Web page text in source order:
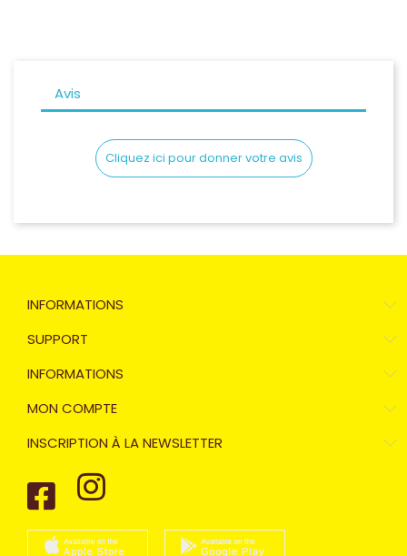
Avis
Cliquez ici pour donner votre avis
INFORMATIONS
SUPPORT
INFORMATIONS
MON COMPTE
INSCRIPTION À LA NEWSLETTER